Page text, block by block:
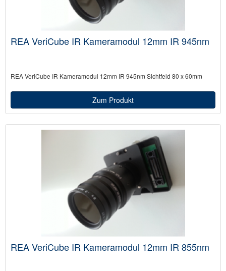
REA VeriCube IR Kameramodul 12mm IR 945nm
REA VeriCube IR Kameramodul 12mm IR 945nm Sichtfeld 80 x 60mm
Zum Produkt
REA VeriCube IR Kameramodul 12mm IR 855nm